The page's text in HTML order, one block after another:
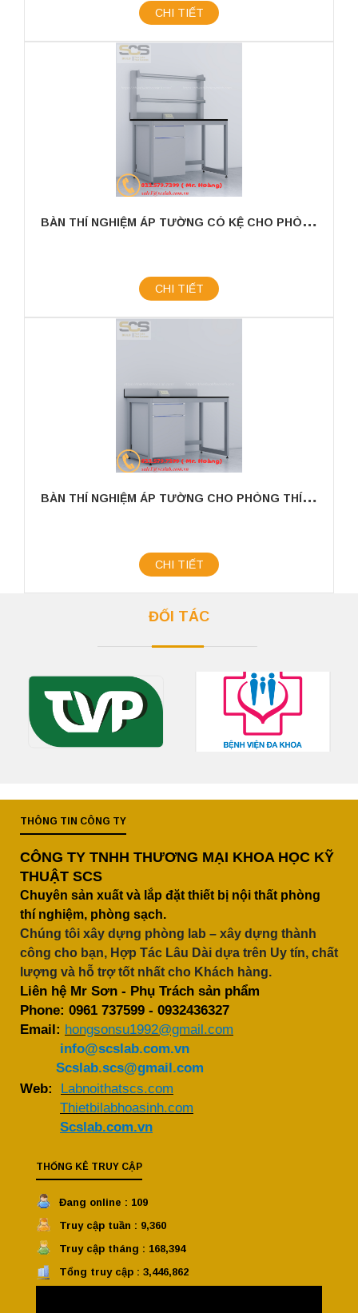
CHI TIẾT
B
ÀN THÍ NGHIỆM ÁP TƯỜNG CÓ KỆ CHO PHÒNG THÍ NGHIỆM KÍCH THƯỚC 1200MM
CHI TIẾT
B
ÀN THÍ NGHIỆM ÁP TƯỜNG CHO PHÒNG THÍ NGHIỆM KÍCH THƯỚC 1200MM
CHI TIẾT
ĐỐI TÁC
THÔNG TIN CÔNG TY
CÔNG TY TNHH THƯƠNG MẠI KHOA HỌC KỸ
THUẬT SCS
Chuyên sản xuất và lắp đặt thiết bị nội thất phòng
thí nghiệm, phòng sạch.
Chúng tôi xây dựng phòng lab – xây dựng thành
công cho bạn, Hợp Tác Lâu Dài dựa trên Uy tín, chất
lượng và hỗ trợ tốt nhất cho Khách hàng.
Liên hệ Mr Sơn - Phụ Trách sản phẩm
Phone: 0961 737599 - 0932436327
Email: hongsonsu1992@gmail.com
info@scslab.com.vn
Scslab.scs@gmail.com
Web: Labnoithatscs.com
Thietbilabhoasinh.com
Scslab.com.vn
THỐNG KÊ TRUY CẬP
Đang online : 109
Truy cập tuần : 9,360
Truy cập tháng : 168,394
Tổng truy cập : 3,446,862